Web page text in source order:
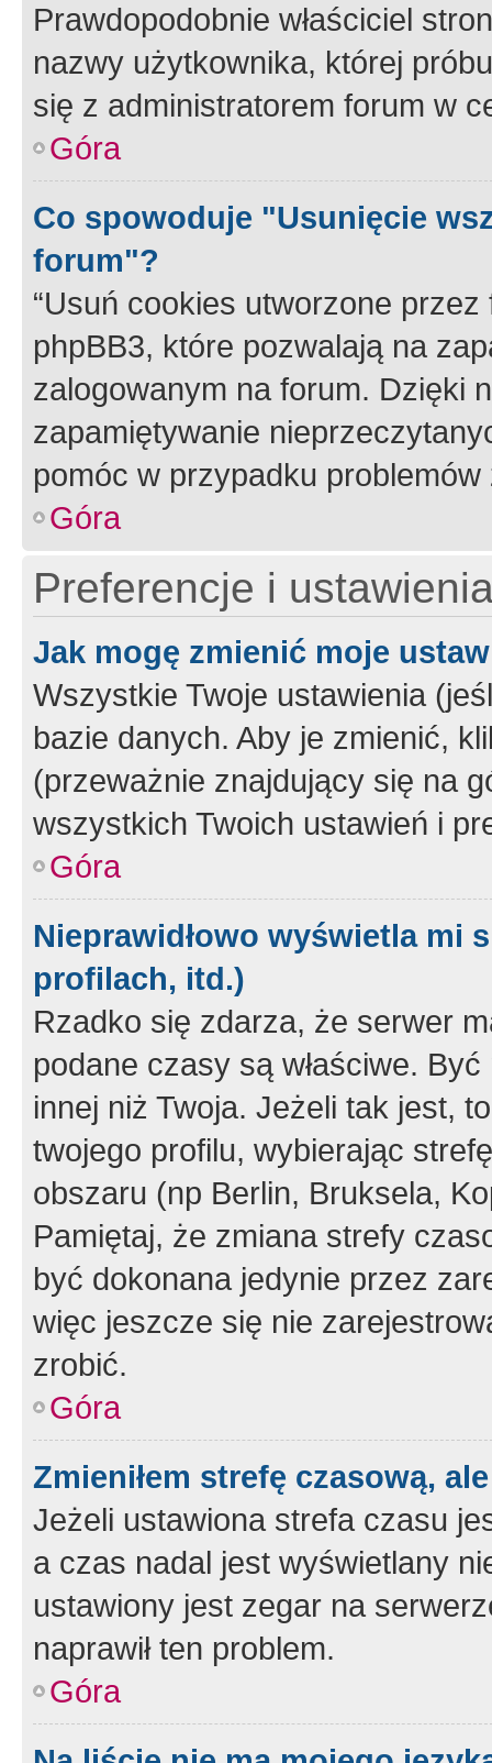
Prawdopodobnie właściciel
nazwy użytkownika, której
się z administratorem forum w
Góra
Co spowoduje "Usunięcie
forum"?
“Usuń cookies utworzone
phpBB3, które pozwalają na
zalogowanym na forum. Dzięki
zapamiętywanie
pomóc w przypadku
Góra
Preferencje i
Jak mogę zmienić moje
Wszystkie Twoje ustawienia
bazie danych. Aby je zmienić,
(przeważnie znajdujący się na
wszystkich Twoich ustawień i
Góra
Nieprawidłowo wyświetla mi
profilach, itd.)
Rzadko się zdarza, że serwer
podane czasy są właściwe.
innej niż Twoja. Jeżeli tak jest,
twojego profilu, wybierając
obszaru (np Berlin, Bruksela,
Pamiętaj, że zmiana strefy
być dokonana jedynie przez
więc jeszcze się nie
zrobić.
Góra
Zmieniłem strefę czasową,
Jeżeli ustawiona strefa czasu
a czas nadal jest wyświetlany
ustawiony jest zegar na
naprawił ten problem.
Góra